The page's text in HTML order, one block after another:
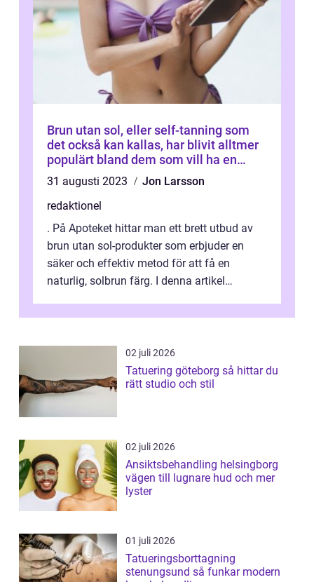
Brun utan sol, eller self-tanning som
det också kan kallas, har blivit alltmer
populärt bland dem som vill ha en
solkysst look utan att utsätta sig för
farorna med att sola
31 augusti 2023
Jon Larsson
redaktionel
. På Apoteket hittar man ett brett utbud av
brun utan sol-produkter som erbjuder en
säker och effektiv metod för att få en
naturlig, solbrun färg. I denna artikel
02 juli 2026
Tatuering göteborg så hittar du
rätt studio och stil
02 juli 2026
Ansiktsbehandling helsingborg
vägen till lugnare hud och mer
lyster
01 juli 2026
Tatueringsborttagning
stenungsund så funkar modern